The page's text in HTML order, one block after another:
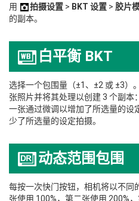
用
拍摄设置> BKT 设置> 胶片
的副本。
白平衡 BKT
选择一个包围量（±1、±2 或 ±3）
张照片并将其处理以创建 3 个副本
一张通过微调以增加了所选量的设
少了所选量的设定拍摄。
动态范围包围
每按一次快门按钮，相机将以不同
张使用 100%，第二张使用 200%，